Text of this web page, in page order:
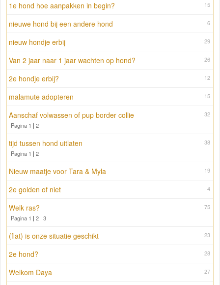
15
1e hond hoe aanpakken in begin?
6
nieuwe hond bij een andere hond
29
nieuw hondje erbij
26
Van 2 jaar naar 1 jaar wachten op hond?
12
2e hondje erbij?
15
malamute adopteren
32
Aanschaf volwassen of pup border collie
Pagina 1 | 2
38
tijd tussen hond uitlaten
Pagina 1 | 2
19
Nieuw maatje voor Tara & Myla
4
2e golden of niet
75
Welk ras?
Pagina 1 | 2 | 3
23
(flat) is onze situatie geschikt
28
2e hond?
27
Welkom Daya